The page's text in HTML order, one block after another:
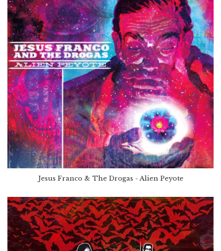
Jesus Franco & The Drogas - Alien Peyote